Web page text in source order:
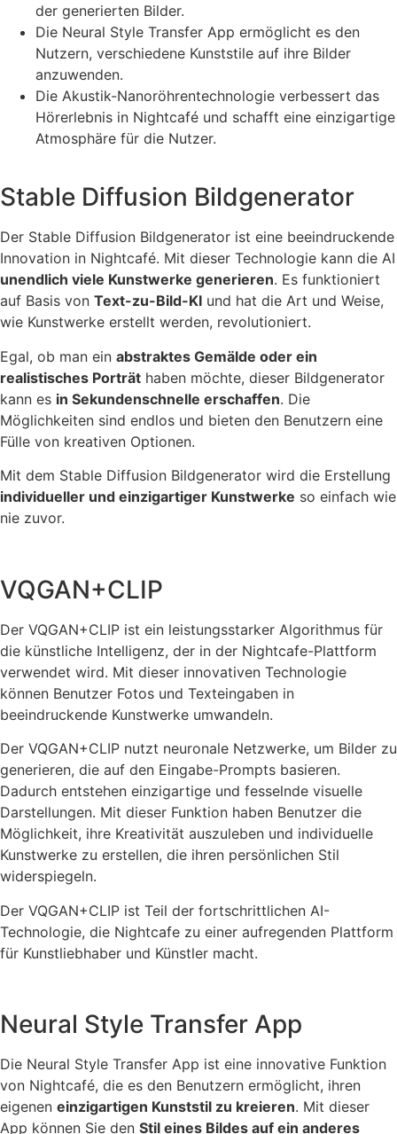
der generierten Bilder.
Die Neural Style Transfer App ermöglicht es den
Nutzern, verschiedene Kunststile auf ihre Bilder
anzuwenden.
Die Akustik-Nanoröhrentechnologie verbessert das
Hörerlebnis in Nightcafé und schafft eine einzigartige
Atmosphäre für die Nutzer.
Stable Diffusion Bildgenerator
Der Stable Diffusion Bildgenerator ist eine beeindruckende
Innovation in Nightcafé. Mit dieser Technologie kann die AI
unendlich viele Kunstwerke generieren. Es funktioniert
auf Basis von Text-zu-Bild-KI und hat die Art und Weise,
wie Kunstwerke erstellt werden, revolutioniert.
Egal, ob man ein abstraktes Gemälde oder ein
realistisches Porträt haben möchte, dieser Bildgenerator
kann es in Sekundenschnelle erschaffen. Die
Möglichkeiten sind endlos und bieten den Benutzern eine
Fülle von kreativen Optionen.
Mit dem Stable Diffusion Bildgenerator wird die Erstellung
individueller und einzigartiger Kunstwerke so einfach wie
nie zuvor.
VQGAN+CLIP
Der VQGAN+CLIP ist ein leistungsstarker Algorithmus für
die künstliche Intelligenz, der in der Nightcafe-Plattform
verwendet wird. Mit dieser innovativen Technologie
können Benutzer Fotos und Texteingaben in
beeindruckende Kunstwerke umwandeln.
Der VQGAN+CLIP nutzt neuronale Netzwerke, um Bilder zu
generieren, die auf den Eingabe-Prompts basieren.
Dadurch entstehen einzigartige und fesselnde visuelle
Darstellungen. Mit dieser Funktion haben Benutzer die
Möglichkeit, ihre Kreativität auszuleben und individuelle
Kunstwerke zu erstellen, die ihren persönlichen Stil
widerspiegeln.
Der VQGAN+CLIP ist Teil der fortschrittlichen AI-
Technologie, die Nightcafe zu einer aufregenden Plattform
für Kunstliebhaber und Künstler macht.
Neural Style Transfer App
Die Neural Style Transfer App ist eine innovative Funktion
von Nightcafé, die es den Benutzern ermöglicht, ihren
eigenen einzigartigen Kunststil zu kreieren. Mit dieser
App können Sie den Stil eines Bildes auf ein anderes